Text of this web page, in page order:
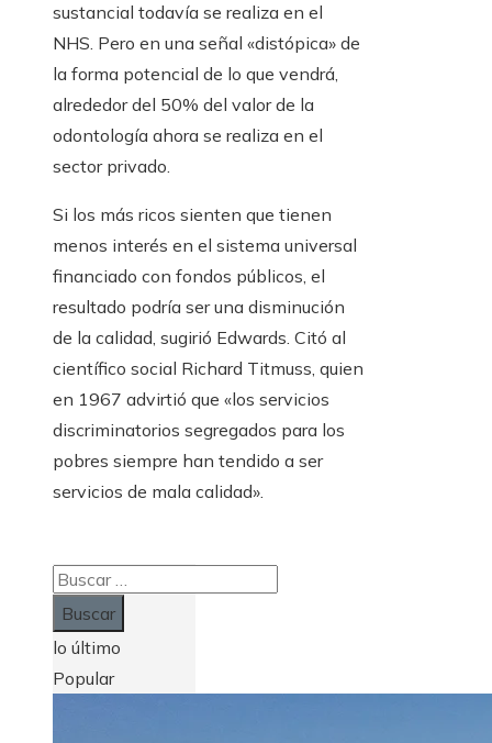
sustancial todavía se realiza en el
NHS. Pero en una señal «distópica» de
la forma potencial de lo que vendrá,
alrededor del 50% del valor de la
odontología ahora se realiza en el
sector privado.
Si los más ricos sienten que tienen
menos interés en el sistema universal
financiado con fondos públicos, el
resultado podría ser una disminución
de la calidad, sugirió Edwards. Citó al
científico social Richard Titmuss, quien
en 1967 advirtió que «los servicios
discriminatorios segregados para los
pobres siempre han tendido a ser
servicios de mala calidad».
Buscar:
lo último
Popular